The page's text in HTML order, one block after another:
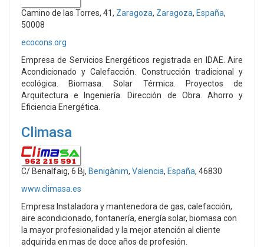
Camino de las Torres, 41, Zaragoza, Zaragoza, España,
50008
ecocons.org
Empresa de Servicios Energéticos registrada en IDAE. Aire
Acondicionado y Calefacción. Construcción tradicional y
ecológica. Biomasa. Solar Térmica. Proyectos de
Arquitectura e Ingeniería. Dirección de Obra. Ahorro y
Eficiencia Energética.
Climasa
C/ Benalfaig, 6 Bj, Benigànim, Valencia, España, 46830
www.climasa.es
Empresa Instaladora y mantenedora de gas, calefacción,
aire acondicionado, fontanería, energía solar, biomasa con
la mayor profesionalidad y la mejor atención al cliente
adquirida en mas de doce años de profesión.